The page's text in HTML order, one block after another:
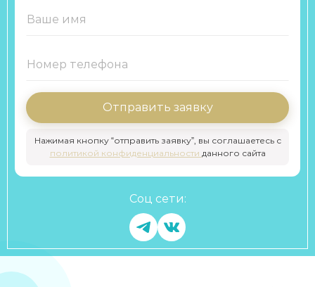
Отправить заявку
Нажимая кнопку “отправить заявку”, вы соглашаетесь с
политикой конфиденциальности данного сайта
Соц сети: